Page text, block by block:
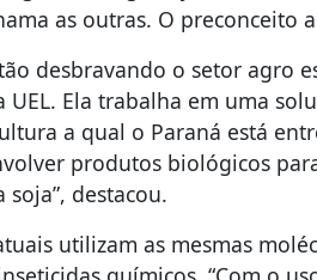
as outras. O preconceito
desbravando o setor agro
Ela trabalha em uma
a qual o Paraná está
produtos biológicos
destacou.
utilizam as mesmas